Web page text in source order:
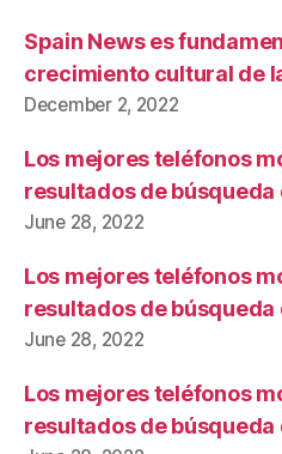
Spain News es
crecimiento cultural de
December 2, 2022
Los mejores teléfonos
resultados de búsqueda
June 28, 2022
Los mejores teléfonos
resultados de búsqueda
June 28, 2022
Los mejores teléfonos
resultados de búsqueda